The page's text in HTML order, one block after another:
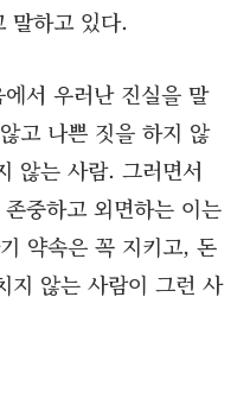
말하고 있다.
서 우러난 진실을 말
고 나쁜 짓을 하지 않
않는 사람. 그러면서
중하고 외면하는 이는
약속은 꼭 지키고, 돈
지 않는 사람이 그런 사